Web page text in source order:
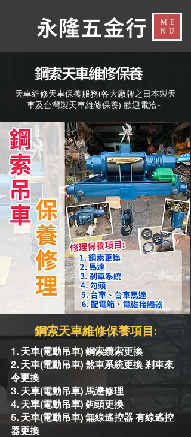
​永隆五金行​
ME
NU
鋼索天車維修保養
天車維修天車保養服務(各大廠牌之日本製天
車及台灣製天車維修保養) 歡迎電洽~
鋼索天車維修保養項目:
1. 天車(電動吊車) 鋼索纜索更換
2. 天車(電動吊車) 煞車系統更換 剎車來
令更換
3. 天車(電動吊車) 馬達修理
4. 天車(電動吊車) 鉤頭更換
5. 天車(電動吊車) 無線遙控器 有線遙控
器更換